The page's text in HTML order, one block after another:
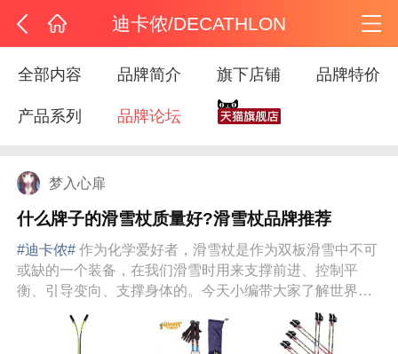
迪卡侬/DECATHLON
全部内容 品牌简介 旗下店铺 品牌特价
产品系列 品牌论坛
梦入心扉
什么牌子的滑雪杖质量好?滑雪杖品牌推荐
#迪卡侬# 作为化学爱好者，滑雪杖是作为双板滑雪中不可
或缺的一个装备，在我们滑雪时用来支撑前进、控制平
衡、引导变向、支撑身体的。今天小编带大家了解世界上
十大品牌滑雪杖，让您...